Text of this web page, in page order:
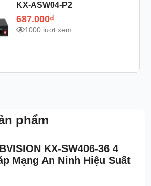
phẩm
KX-SW406-36 4
Mạng An Ninh Hiệu Suất
KX-ASW04-P2
687.000₫
1000 lượt xem